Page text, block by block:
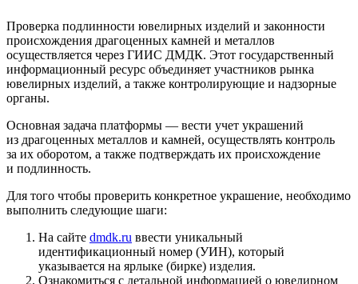
Проверка подлинности ювелирных изделий и законности
происхождения драгоценных камней и металлов
осуществляется через ГИИС ДМДК. Этот государственный
информационный ресурс объединяет участников рынка
ювелирных изделий, а также контролирующие и надзорные
органы.
Основная задача платформы — вести учет украшений
из драгоценных металлов и камней, осуществлять контроль
за их оборотом, а также подтверждать их происхождение
и подлинность.
Для того чтобы проверить конкретное украшение, необходимо
выполнить следующие шаги:
На сайте dmdk.ru ввести уникальный
идентификационный номер (УИН), который
указывается на ярлыке (бирке) изделия.
Ознакомиться с детальной информацией о ювелирном